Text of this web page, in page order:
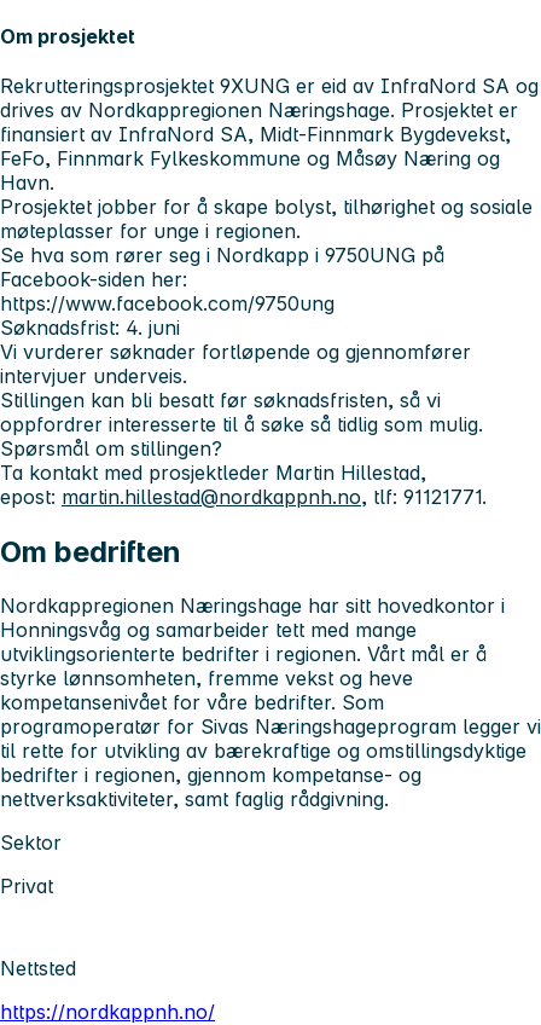
Om prosjektet
Rekrutteringsprosjektet 9XUNG er eid av InfraNord SA og
drives av Nordkappregionen Næringshage. Prosjektet er
finansiert av InfraNord SA, Midt-Finnmark Bygdevekst,
FeFo, Finnmark Fylkeskommune og Måsøy Næring og
Havn.
Prosjektet jobber for å skape bolyst, tilhørighet og sosiale
møteplasser for unge i regionen.
Se hva som rører seg i Nordkapp i 9750UNG på
Facebook-siden her:
https://www.facebook.com/9750ung
Søknadsfrist: 4. juni
Vi vurderer søknader fortløpende og gjennomfører
intervjuer underveis.
Stillingen kan bli besatt før søknadsfristen, så vi
oppfordrer interesserte til å søke så tidlig som mulig.
Spørsmål om stillingen?
Ta kontakt med prosjektleder Martin Hillestad,
epost: martin.hillestad@nordkappnh.no, tlf: 91121771.
Om bedriften
Nordkappregionen Næringshage har sitt hovedkontor i
Honningsvåg og samarbeider tett med mange
utviklingsorienterte bedrifter i regionen. Vårt mål er å
styrke lønnsomheten, fremme vekst og heve
kompetansenivået for våre bedrifter. Som
programoperatør for Sivas Næringshageprogram legger vi
til rette for utvikling av bærekraftige og omstillingsdyktige
bedrifter i regionen, gjennom kompetanse- og
nettverksaktiviteter, samt faglig rådgivning.
Sektor
Privat
Nettsted
https://nordkappnh.no/